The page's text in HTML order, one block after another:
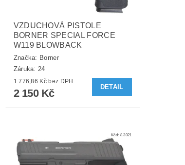
VZDUCHOVÁ PISTOLE
BORNER SPECIAL FORCE
W119 BLOWBACK
Značka: Borner
Záruka: 24
1 776,86 Kč bez DPH
2 150 Kč
DETAIL
Kód: 8.3021